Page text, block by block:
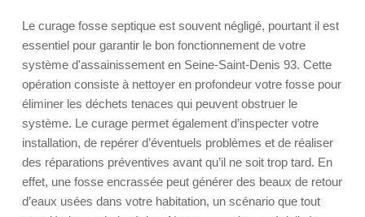
Le curage fosse septique est souvent négligé, pourtant il est
essentiel pour garantir le bon fonctionnement de votre
système d'assainissement en Seine-Saint-Denis 93. Cette
opération consiste à nettoyer en profondeur votre fosse pour
éliminer les déchets tenaces qui peuvent obstruer le
système. Le curage permet également d’inspecter votre
installation, de repérer d’éventuels problèmes et de réaliser
des réparations préventives avant qu’il ne soit trop tard. En
effet, une fosse encrassée peut générer des beaux de retour
d’eaux usées dans votre habitation, un scénario que tout